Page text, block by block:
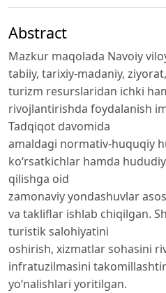
Abstract
Mazkur maqolada Navoiy
tabiiy, tarixiy-madaniy,
turizm resurslaridan ichki
rivojlantirishda foydalanish
Tadqiqot davomida
amaldagi normativ-huquqiy
ko‘rsatkichlar hamda
qilishga oid
zamonaviy yondashuvlar
va takliflar ishlab chiqilgan.
turistik salohiyatini
oshirish, xizmatlar sohasini
infratuzilmasini
yo‘nalishlari yoritilgan.